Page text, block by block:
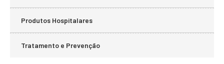
Produtos Hospitalares
Tratamento e Prevenção